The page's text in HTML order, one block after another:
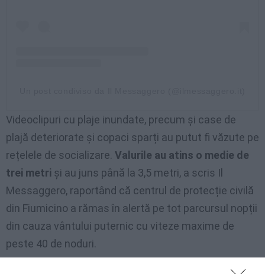
Videoclipuri cu plaje inundate, precum și case de
plajă deteriorate și copaci sparți au putut fi văzute pe
rețelele de socializare. Valurile au atins o medie de
trei metri și au juns până la 3,5 metri, a scris Il
Messaggero, raportând că centrul de protecție civilă
din Fiumicino a rămas în alertă pe tot parcursul nopții
din cauza vântului puternic cu viteze maxime de
peste 40 de noduri.